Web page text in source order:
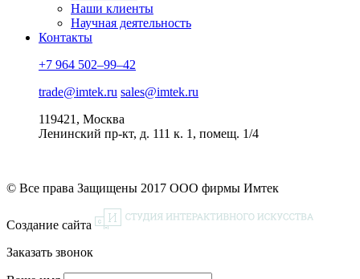
Наши клиенты
Научная деятельность
Контакты
+7 964 502–99–42
trade@imtek.ru sales@imtek.ru
119421, Москва
Ленинский пр-кт, д. 111 к. 1, помещ. 1/4
© Все права Защищены 2017 ООО фирмы Имтек
Создание сайта
Заказать звонок